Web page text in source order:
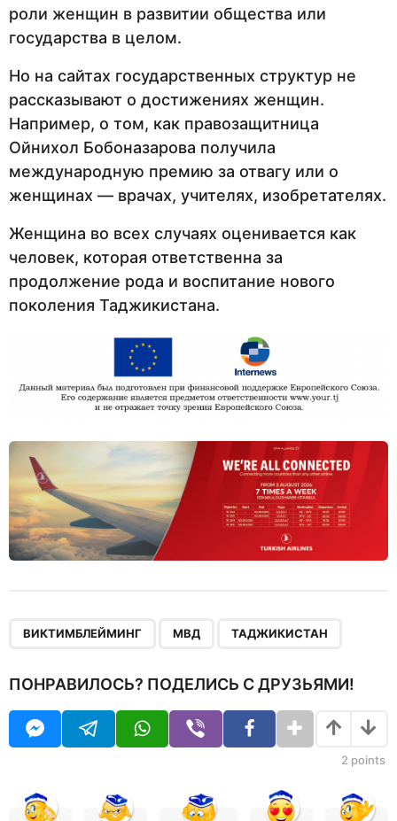
роли женщин в развитии общества или
государства в целом.
Но на сайтах государственных структур не
рассказывают о достижениях женщин.
Например, о том, как правозащитница
Ойнихол Бобоназарова получила
международную премию за отвагу или о
женщинах — врачах, учителях, изобретателях.
Женщина во всех случаях оценивается как
человек, которая ответственна за
продолжение рода и воспитание нового
поколения Таджикистана.
ВИКТИМБЛЕЙМИНГ МВД ТАДЖИКИСТАН
ПОНРАВИЛОСЬ? ПОДЕЛИСЬ С ДРУЗЬЯМИ!
2 points